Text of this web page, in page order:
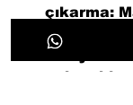
çıkarma:
çeken bir